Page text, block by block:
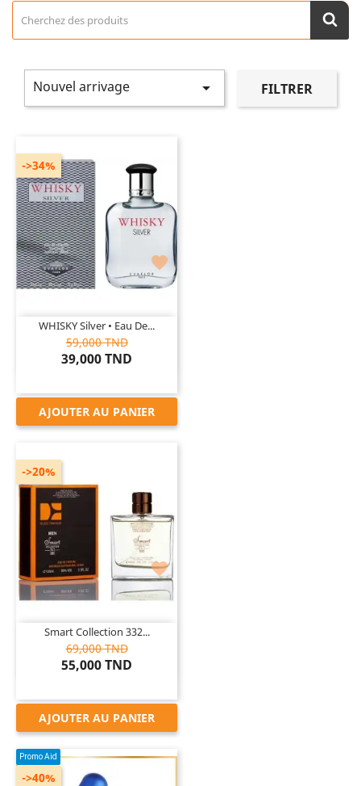
Nouvel arrivage  FILTRER

WHISKY Silver • Eau De...
59,000 TND
39,000 TND
->34%
AJOUTER AU PANIER

Smart Collection 332...
69,000 TND
55,000 TND
->20%
AJOUTER AU PANIER
Promo Aid
->40%